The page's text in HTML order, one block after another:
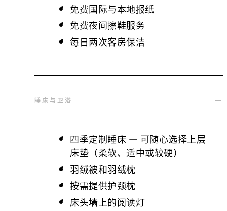
免费国际与本地报纸
免费夜间擦鞋服务
每日两次客房保洁
睡床与卫浴
四季定制睡床 — 可随心选择上层
床垫（柔软、适中或较硬）
羽绒被和羽绒枕
按需提供护颈枕
床头墙上的阅读灯